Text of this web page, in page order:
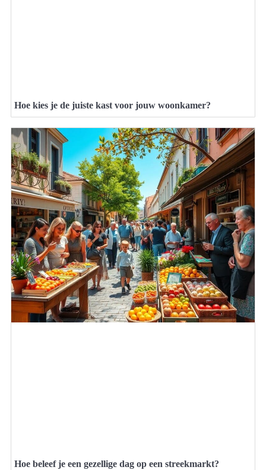
Hoe kies je de juiste kast voor jouw woonkamer?
Hoe beleef je een gezellige dag op een streekmarkt?